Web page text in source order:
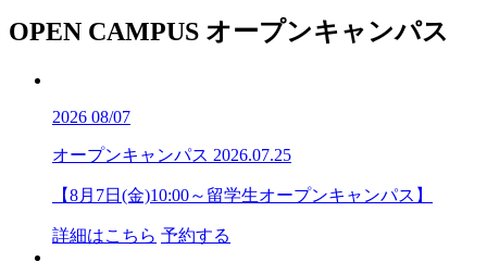
OPEN CAMPUS オープンキャンパス
2026 08/07
オープンキャンパス 2026.07.25
【8月7日(金)10:00～留学生オープンキャンパス】
詳細はこちら 予約する